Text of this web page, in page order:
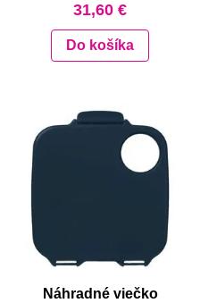
31,60 €
Do košíka
Náhradné viečko